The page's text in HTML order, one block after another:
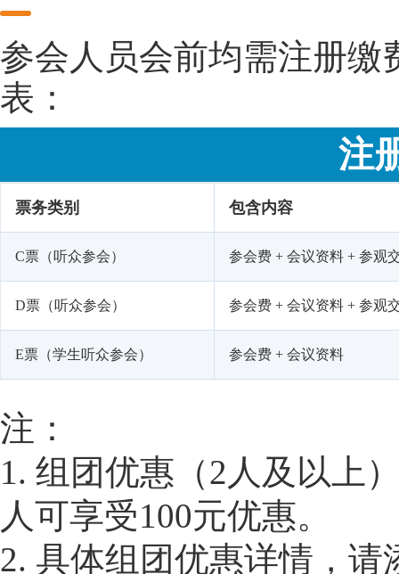
参会人员会前均需注册缴
表：
注
票务类别 包含内容
C票（听众参会） 参会费 + 会议资料 + 参观
D票（听众参会） 参会费 + 会议资料 + 参观
E票（学生听众参会） 参会费 + 会议资料
注：
1. 组团优惠（2人及以上
人可享受100元优惠。
2. 具体组团优惠详情，请